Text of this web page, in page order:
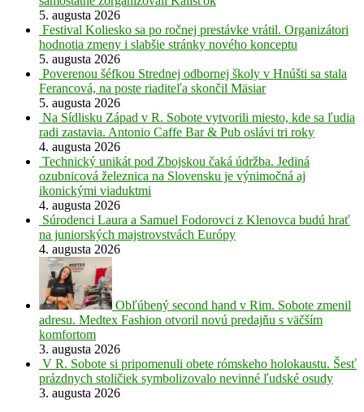
5. augusta 2026
Festival Koliesko sa po ročnej prestávke vrátil. Organizátori
hodnotia zmeny i slabšie stránky nového konceptu
5. augusta 2026
Poverenou šéfkou Strednej odbornej školy v Hnúšti sa stala
Ferancová, na poste riaditeľa skončil Mäsiar
5. augusta 2026
Na Sídlisku Západ v R. Sobote vytvorili miesto, kde sa ľudia
radi zastavia. Antonio Caffe Bar & Pub oslávi tri roky
4. augusta 2026
Technický unikát pod Zbojskou čaká údržba. Jediná
ozubnicová železnica na Slovensku je výnimočná aj
ikonickými viaduktmi
4. augusta 2026
Súrodenci Laura a Samuel Fodorovci z Klenovca budú hrať
na juniorských majstrovstvách Európy
4. augusta 2026
Obľúbený second hand v Rim. Sobote zmenil
adresu. Medtex Fashion otvoril novú predajňu s väčším
komfortom
3. augusta 2026
V R. Sobote si pripomenuli obete rómskeho holokaustu. Šesť
prázdnych stoličiek symbolizovalo nevinné ľudské osudy
3. augusta 2026